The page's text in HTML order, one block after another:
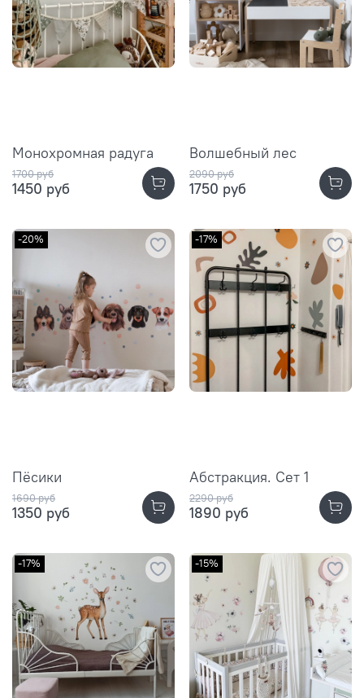
Монохромная радуга
1700 руб
1450 руб
Волшебный лес
2090 руб
1750 руб
-20%
Пёсики
1690 руб
1350 руб
-17%
Абстракция. Сет 1
2290 руб
1890 руб
-17% -15%